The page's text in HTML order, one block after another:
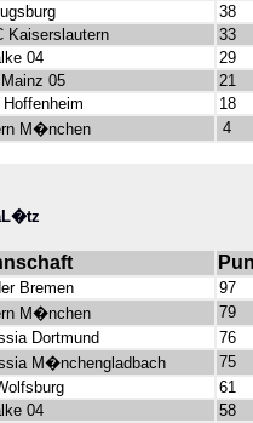
38
Kaiserslautern
33
04
29
05
21
Hoffenheim
18
M�nchen
4
Bremen
97
M�nchen
79
Dortmund
76
M�nchengladbach
75
61
04
58